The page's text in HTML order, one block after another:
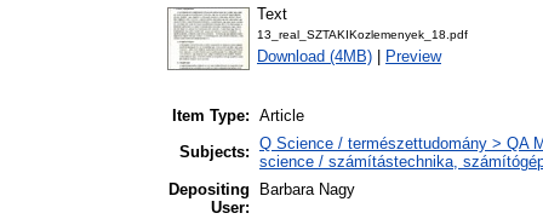
Text
13_real_SZTAKIKozlemenyek_18.pdf
Download (4MB) Preview
Item Type: Article
Subjects: Q Science / természettudomány > QA
science / számítástechnika,
Depositing
User:
Barbara Nagy